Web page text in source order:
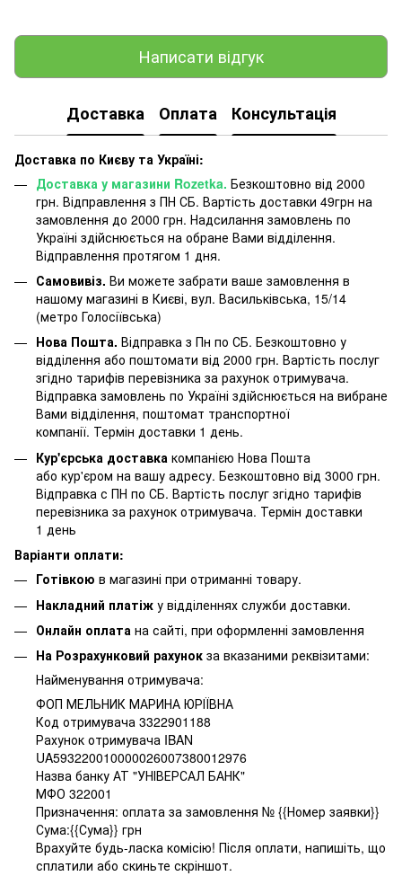
Написати відгук
Доставка Оплата Консультація
Доставка по Києву та Україні:
Доставка у магазини Rozetka. Безкоштовно від 2000
грн. Відправлення з ПН СБ. Вартість доставки 49грн на
замовлення до 2000 грн. Надсилання замовлень по
Україні здійснюється на обране Вами відділення.
Відправлення протягом 1 дня.
Самовивіз. Ви можете забрати ваше замовлення в
нашому магазині в Києві, вул. Васильківська, 15/14
(метро Голосіївська)
Нова Пошта. Відправка з Пн по СБ. Безкоштовно у
відділення або поштомати від 2000 грн. Вартість послуг
згідно тарифів перевізника за рахунок отримувача.
Відправка замовлень по Україні здійснюється на вибране
Вами відділення, поштомат транспортної
компанії. Термін доставки 1 день.
Кур'єрська доставка компанією Нова Пошта
або кур'єром на вашу адресу. Безкоштовно від 3000 грн.
Відправка с ПН по СБ. Вартість послуг згідно тарифів
перевізника за рахунок отримувача. Термін доставки
1 день
Варіанти оплати:
Готівкою в магазині при отриманні товару.
Накладний платіж у відділеннях служби доставки.
Онлайн оплата на сайті, при оформленні замовлення
На Розрахунковий рахунок за вказаними реквізитами:
Найменування отримувача:
ФОП МЕЛЬНИК МАРИНА ЮРІЇВНА
Код отримувача 3322901188
Рахунок отримувача IBAN
UA593220010000026007380012976
Назва банку АТ "УНІВЕРСАЛ БАНК"
МФО 322001
Призначення: оплата за замовлення № {{Номер заявки}}
Сума:{{Сума}} грн
Врахуйте будь-ласка комісію! Після оплати, напишіть, що
сплатили або скиньте скріншот.